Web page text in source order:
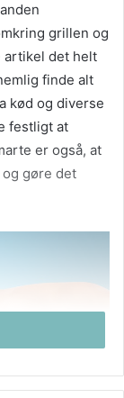
grillen og
artikel det helt
finde alt
kød og diverse
festligt at
er også, at
gøre det